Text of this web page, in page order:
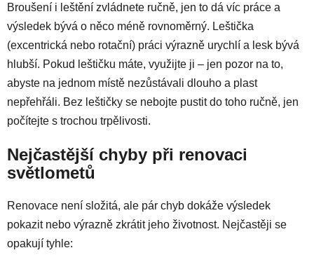
Broušení i leštění zvládnete ručně, jen to dá víc práce a
výsledek bývá o něco méně rovnoměrný. Leštička
(excentrická nebo rotační) práci výrazně urychlí a lesk bývá
hlubší. Pokud leštičku máte, využijte ji – jen pozor na to,
abyste na jednom místě nezůstávali dlouho a plast
nepřehřáli. Bez leštičky se nebojte pustit do toho ručně, jen
počítejte s trochou trpělivosti.
Nejčastější chyby při renovaci
světlometů
Renovace není složitá, ale pár chyb dokáže výsledek
pokazit nebo výrazně zkrátit jeho životnost. Nejčastěji se
opakují tyhle: